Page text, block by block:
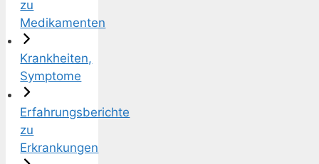
zu
Medikamenten
Krankheiten,
Symptome
Erfahrungsberichte
zu
Erkrankungen